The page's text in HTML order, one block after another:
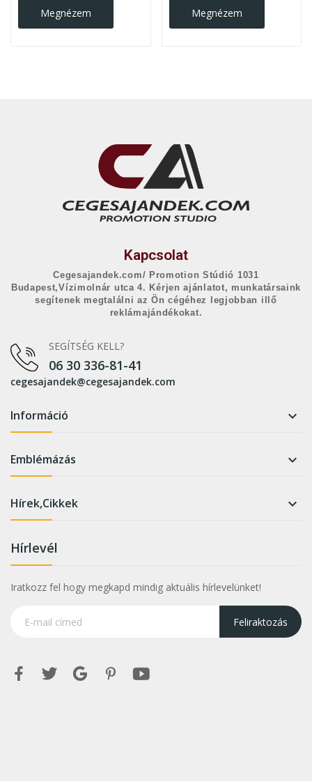
Megnézem Megnézem
Kapcsolat
Cegesajandek.com/ Promotion Stúdió 1031
Budapest,Vízimolnár utca 4. Kérjen ajánlatot, munkatársaink
segítenek megtalálni az Ön cégéhez legjobban illő
reklámajándékokat.
SEGÍTSÉG KELL?
06 30 336-81-41
cegesajandek@cegesajandek.com
Információ 
Emblémázás 
Hírek,Cikkek 
Hírlevél
Iratkozz fel hogy megkapd mindig aktuális hírlevelünket!
Feliraktozás